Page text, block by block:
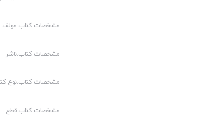
مشخصات کتاب.مولف
مشخصات کتاب.ناشر
مشخصات کتاب.نوع
مشخصات کتاب.قطع